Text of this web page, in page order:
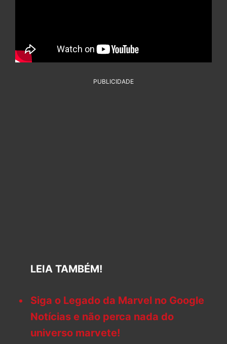
PUBLICIDADE
LEIA TAMBÉM!
Siga o Legado da Marvel no Google
Notícias e não perca nada do
universo marvete!